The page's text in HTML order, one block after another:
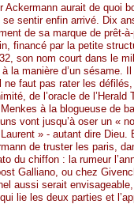
Ackermann aurait de quoi
se sentir enfin arrivé. Dix
de sa marque de prêt-
financé par la petite
son nom court dans le
la manière d’un sésame.
ne faut pas rater les
de l’oracle de l’Herald
à la blogueuse de
vont jusqu’à oser un «
» - autant dire Dieu.
de truster les paris,
du chiffon : la rumeur
Galliano, ou chez
aussi serait
lie les deux parties et